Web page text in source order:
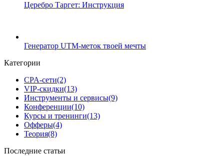
Церебро Таргет: Инструкция
Генератор UTM-меток твоей мечты
Категории
CPA-сети(2)
VIP-скидки(13)
Инструменты и сервисы(9)
Конференции(10)
Курсы и тренинги(13)
Офферы(4)
Теория(8)
Последние статьи